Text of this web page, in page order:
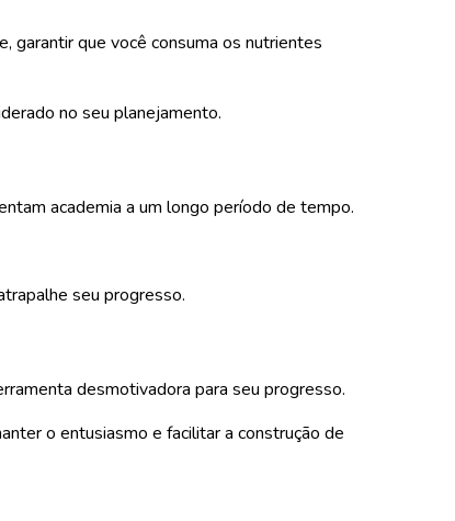
garantir que você consuma os nutrientes
no seu planejamento.
academia a um longo período de tempo.
seu progresso.
desmotivadora para seu progresso.
o entusiasmo e facilitar a construção de